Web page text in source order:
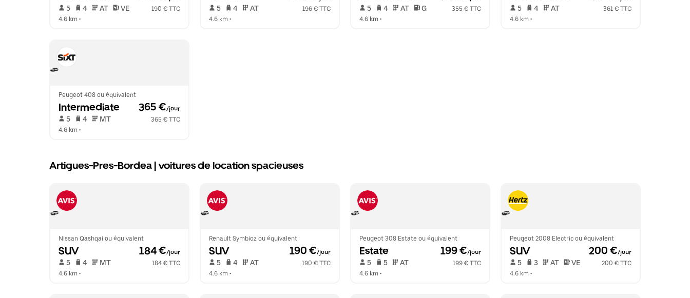
5 4 AT VE
190 € TTC
4.6 km •
5 4 AT
196 € TTC
4.6 km •
5 4 AT G
355 € TTC
4.6 km •
5 4 AT
361 € TTC
4.6 km •
Peugeot 408 ou équivalent
Intermediate 365 €/jour
5 4 MT
365 € TTC
4.6 km •
Artigues-Pres-Bordea | voitures de location spacieuses
Nissan Qashqai ou équivalent
SUV 184 €/jour
5 4 MT
184 € TTC
4.6 km •
Renault Symbioz ou équivalent
SUV 190 €/jour
5 4 AT
190 € TTC
4.6 km •
Peugeot 308 Estate ou équivalent
Estate 199 €/jour
5 5 AT
199 € TTC
4.6 km •
Peugeot 2008 Electric ou équivalent
SUV 200 €/jour
5 3 AT VE
200 € TTC
4.6 km •